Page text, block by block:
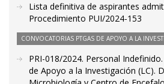
Lista definitiva de aspirantes
Procedimiento PUI/2024-153
CONVOCATORIAS PTGAS DE APOYO A LA
PRI-018/2024. Personal
de Apoyo a la Investigación (LC).